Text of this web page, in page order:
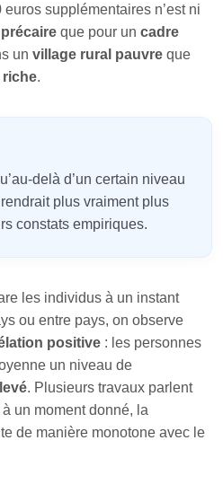
supplémentaires n’est ni
que pour un cadre
un village rural pauvre que
riche.
delà d’un certain niveau
plus vraiment plus
constats empiriques.
les individus à un instant
ou entre pays, on observe
positive : les personnes
un niveau de
. Plusieurs travaux parlent
un moment donné, la
de manière monotone avec le